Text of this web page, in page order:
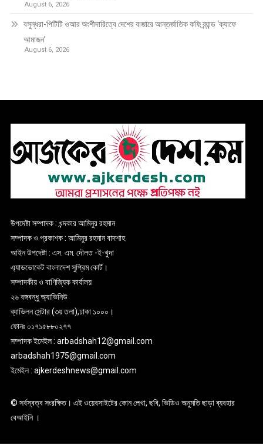
August 6, 2026
বসুন্ধরা-পিটিটি ওআর অংশীদারিত্বে দেশের বাজারে আন্তর্জাতিক কফি ব্র্যান্ড ‘ক্যাফে
আমাজন’
August 6, 2026
উপদেষ্টা সম্পাদক : খন্দকার আমিনুর রহমান
সম্পাদক ও প্রকাশক : আমিনুর রহমান বাদশাহ
আইন উপদেষ্টা : এস. এম. দৌলত -ই-খুদা
এ্যাডভোকেট বাংলাদেশ সুপ্রিম কোর্ট।
সম্পাদকীয় ও বাণিজ্যিক কার্যালয়
২৬ বঙ্গবন্ধু অ্যাভিনিউ
ব্যাভিলন সেন্টার (৩য় তলা),ঢাকা ১০০০।
ফোনঃ ০১৭১৫৮৮০২৭৭
সম্পাদক ইমেইল : arbadshah12@gmail.com
arbadshah1975@gmail.com
ইমেইল : ajkerdeshnews@gmail.com
© সর্বস্বত্ব সংরক্ষিত। এই ওয়েবসাইটের কোন লেখা, ছবি, ভিডিও অনুমতি ছাড়া ব্যবহার
বেআইনি ।